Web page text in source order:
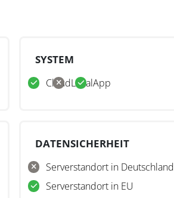
SYSTEM
CloudLokalApp
DATENSICHERHEIT
Serverstandort in Deutschland
Serverstandort in EU